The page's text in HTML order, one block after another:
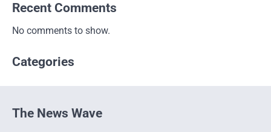
Recent Comments
No comments to show.
Categories
The News Wave